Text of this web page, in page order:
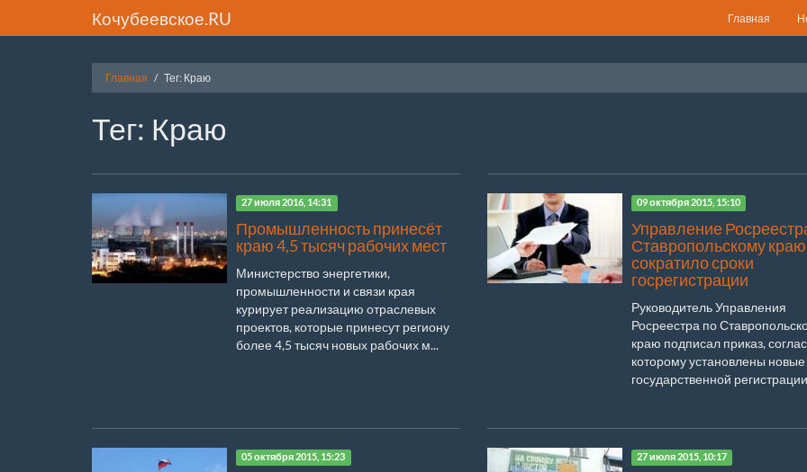
Кочубеевское.RU Главная
Главная Тег: Краю
Тег: Краю
27 июля 2016, 14:31
Промышленность принесёт
краю 4,5 тысяч рабочих мест
Министерство энергетики,
промышленности и связи края
курирует реализацию отраслевых
проектов, которые принесут региону
более 4,5 тысяч новых рабочих м...
09 октября 2015, 15:10
Управление
Ставропольскому краю
сократило сроки
госрегистрации
Руководитель Управления
Росреестра по
краю подписал приказ,
которому установлены новые
государственной
05 октября 2015, 15:23 27 июля 2015, 10:17